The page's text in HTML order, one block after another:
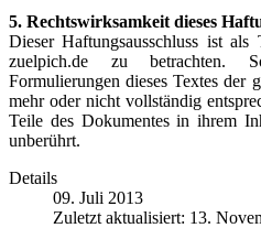
5. Rechtswirksamkeit dieses
Dieser Haftungsausschluss ist als
zuelpich.de zu betrachten.
Formulierungen dieses Textes der
mehr oder nicht vollständig
Teile des Dokumentes in ihrem
unberührt.
Details
09. Juli 2013
Zuletzt aktualisiert: 13.